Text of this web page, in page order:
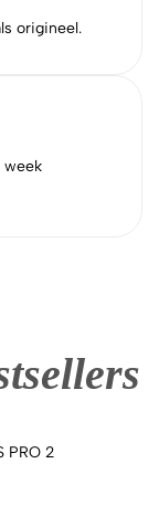
origineel.
week